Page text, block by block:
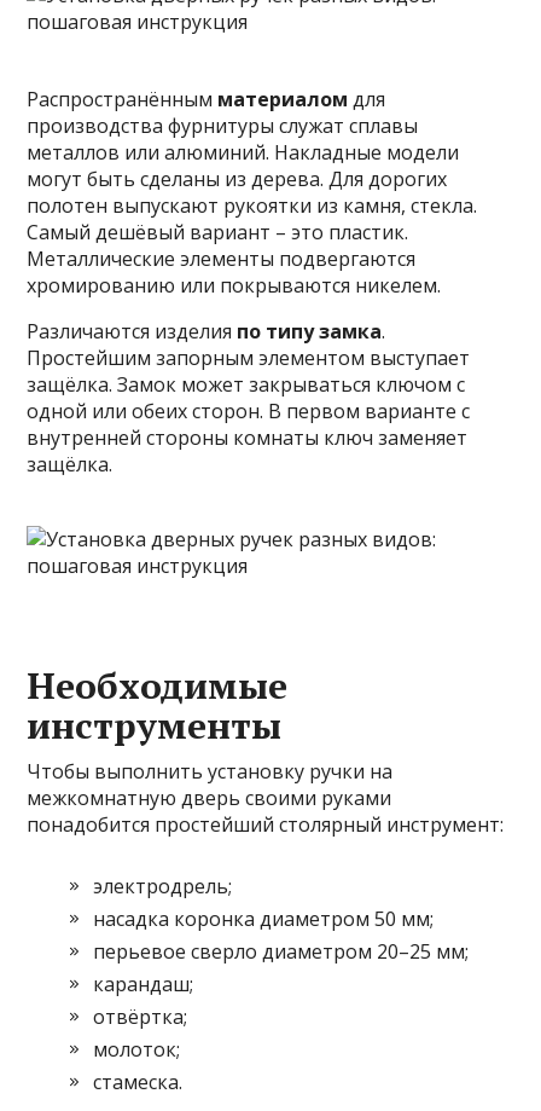
Распространённым материалом для
производства фурнитуры служат сплавы
металлов или алюминий. Накладные модели
могут быть сделаны из дерева. Для дорогих
полотен выпускают рукоятки из камня, стекла.
Самый дешёвый вариант – это пластик.
Металлические элементы подвергаются
хромированию или покрываются никелем.
Различаются изделия по типу замка.
Простейшим запорным элементом выступает
защёлка. Замок может закрываться ключом с
одной или обеих сторон. В первом варианте с
внутренней стороны комнаты ключ заменяет
защёлка.
Необходимые
инструменты
Чтобы выполнить установку ручки на
межкомнатную дверь своими руками
понадобится простейший столярный инструмент:
электродрель;
насадка коронка диаметром 50 мм;
перьевое сверло диаметром 20–25 мм;
карандаш;
отвёртка;
молоток;
стамеска.